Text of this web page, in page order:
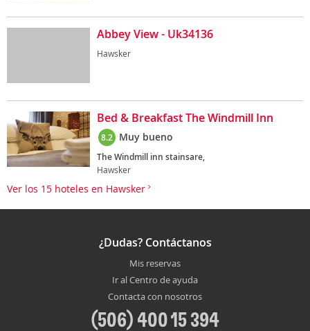
Abbey View - Uk34136
Hawsker
Bed & Breakfast The Windmill Inn
8.2 Muy bueno
The Windmill inn stainsare,
Hawsker
Ver los 15 hoteles en Hawsker
¿Dudas? Contáctanos
Mis reservas
Ir al Centro de ayuda
Contacta con nosotros
(506) 400 15 394